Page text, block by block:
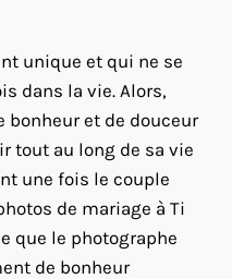
unique et qui ne se
dans la vie. Alors,
et de douceur
tout au long de sa vie
une fois le couple
de mariage à Ti
que le photographe
de bonheur